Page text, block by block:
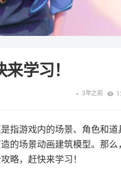
学习！
3年之前
指游戏内的场景、角色和道
的场景动画建筑模型。那么
略，赶快来学习！